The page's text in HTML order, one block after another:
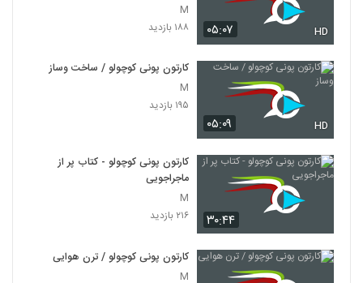
۰۵:۰۷ HD
M
۱۸۸ بازدید
۰۵:۰۹ HD
کارتون پونی کوچولو / ساخت وساز
M
۱۹۵ بازدید
۳۰:۴۴
کارتون پونی کوچولو - کتاب پر از
ماجراجویی
M
۲۱۶ بازدید
کارتون پونی کوچولو / ترن هوایی
M